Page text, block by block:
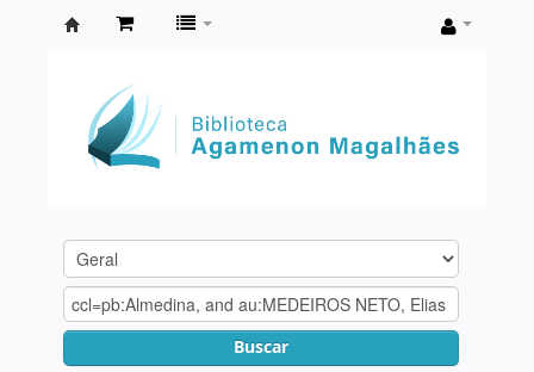
Agamenon
Magalhães
Buscar